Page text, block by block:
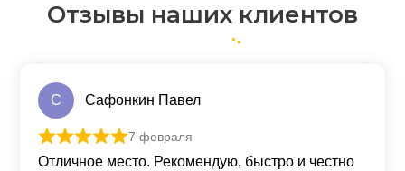
Отзывы наших клиентов
С Сафонкин Павел
Оценка 5из 5
7 февраля
Отличное место. Рекомендую, быстро и честно